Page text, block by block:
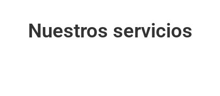
Nuestros servicios